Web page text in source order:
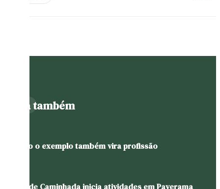
Leia também
Quando o exemplo também vira profissão
Grupo de Caminhada inicia atividades em Paverama